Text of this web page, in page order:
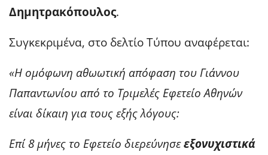
Δημητρακόπουλος.
Συγκεκριμένα, στο δελτίο Τύπου αναφέρεται:
«Η ομόφωνη αθωωτική απόφαση του Γιάννου
Παπαντωνίου από το Τριμελές Εφετείο Αθηνών
είναι δίκαιη για τους εξής λόγους:
Επί 8 μήνες το Εφετείο διερεύνησεεξονυχιστικά